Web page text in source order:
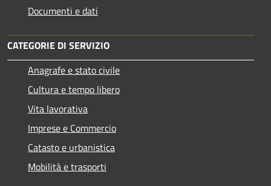
Documenti e dati
CATEGORIE DI SERVIZIO
Anagrafe e stato civile
Cultura e tempo libero
Vita lavorativa
Imprese e Commercio
Catasto e urbanistica
Mobilità e trasporti